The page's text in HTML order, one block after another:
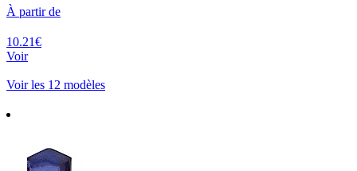
À partir de
10.21€
Voir
Voir les 12 modèles